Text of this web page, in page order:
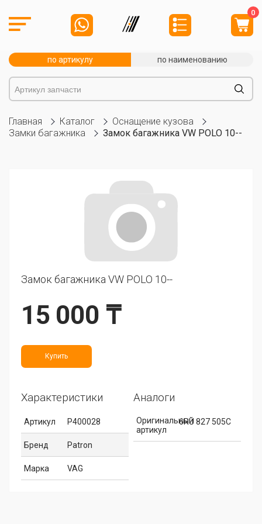
0
по артикулу по наименованию
Главная Каталог
Оснащение кузова
Замки багажника
Замок багажника VW POLO 10--
Замок багажника VW POLO 10--
15 000 ₸
Купить
Характеристики
Артикул P400028
Бренд Patron
Марка VAG
Аналоги
Оригинальный
артикул
6RU 827 505C